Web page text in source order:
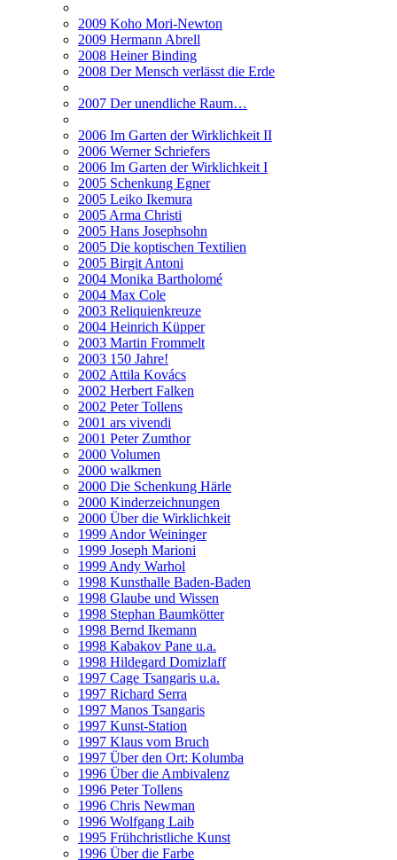
2009 Koho Mori-Newton
2009 Hermann Abrell
2008 Heiner Binding
2008 Der Mensch verlässt die Erde
2007 Der unendliche Raum…
2006 Im Garten der Wirklichkeit II
2006 Werner Schriefers
2006 Im Garten der Wirklichkeit I
2005 Schenkung Egner
2005 Leiko Ikemura
2005 Arma Christi
2005 Hans Josephsohn
2005 Die koptischen Textilien
2005 Birgit Antoni
2004 Monika Bartholomé
2004 Max Cole
2003 Reliquienkreuze
2004 Heinrich Küpper
2003 Martin Frommelt
2003 150 Jahre!
2002 Attila Kovács
2002 Herbert Falken
2002 Peter Tollens
2001 ars vivendi
2001 Peter Zumthor
2000 Volumen
2000 walkmen
2000 Die Schenkung Härle
2000 Kinderzeichnungen
2000 Über die Wirklichkeit
1999 Andor Weininger
1999 Joseph Marioni
1999 Andy Warhol
1998 Kunsthalle Baden-Baden
1998 Glaube und Wissen
1998 Stephan Baumkötter
1998 Bernd Ikemann
1998 Kabakov Pane u.a.
1998 Hildegard Domizlaff
1997 Cage Tsangaris u.a.
1997 Richard Serra
1997 Manos Tsangaris
1997 Kunst-Station
1997 Klaus vom Bruch
1997 Über den Ort: Kolumba
1996 Über die Ambivalenz
1996 Peter Tollens
1996 Chris Newman
1996 Wolfgang Laib
1995 Frühchristliche Kunst
1996 Über die Farbe